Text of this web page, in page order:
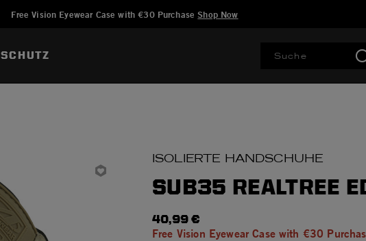
Free Vision Eyewear Case with €30 PurchaseShop Now
SCHUTZ
ISOLIERTE HANDSCHUHE
SUB35 REALTREE
40,99 €
Free Vision Eyewear Case with €30
Hinzugefügt zu Wunschliste verwalten